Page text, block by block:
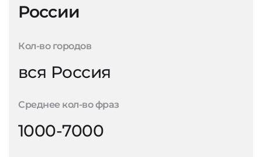
России
Кол-во городов
вся Россия
Среднее кол-во фраз
1000-7000